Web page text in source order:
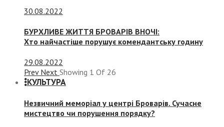
30.08.2022
БУРХЛИВЕ ЖИТТЯ БРОВАРІВ ВНОЧІ:
Хто найчастіше порушує комендантську годину
29.08.2022
Prev Next Showing 1 Of 26
КУЛЬТУРА
Незвичний меморіал у центрі Броварів. Сучасне
мистецтво чи порушення порядку?